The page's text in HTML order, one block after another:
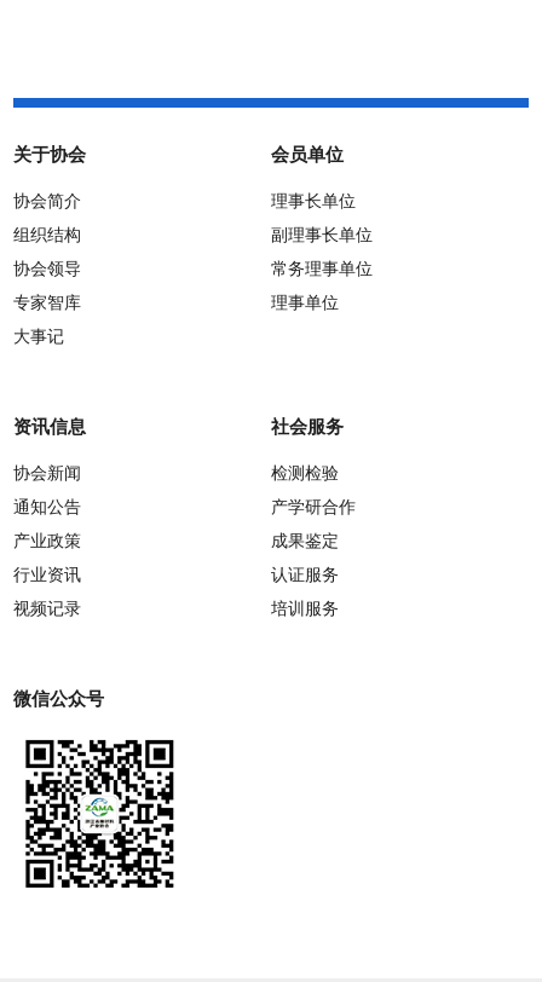
关于协会
协会简介
组织结构
协会领导
专家智库
大事记
会员单位
理事长单位
副理事长单位
常务理事单位
理事单位
资讯信息
协会新闻
通知公告
产业政策
行业资讯
视频记录
社会服务
检测检验
产学研合作
成果鉴定
认证服务
培训服务
微信公众号